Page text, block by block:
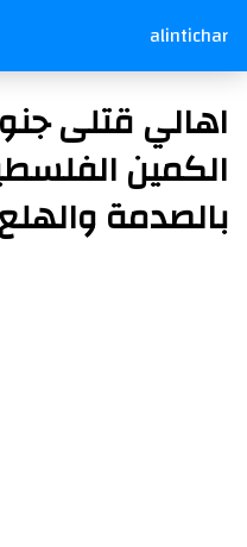
alintichar
اهالي قتلى
الكمين
بالصدمة والهلع